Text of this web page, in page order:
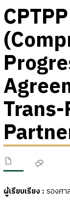
ผู้เรียบเรียง : รองศา